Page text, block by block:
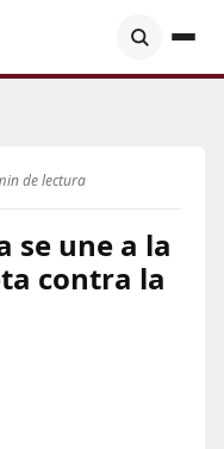
de lectura
se une a la
contra la